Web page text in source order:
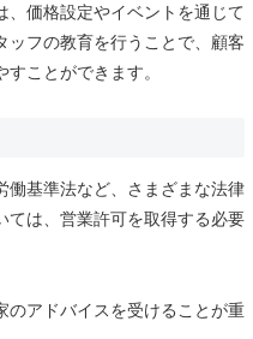
、価格設定やイベントを通じて
ッフの教育を行うことで、顧客
ことができます。
働基準法など、さまざまな法律
ては、営業許可を取得する必要
のアドバイスを受けることが重